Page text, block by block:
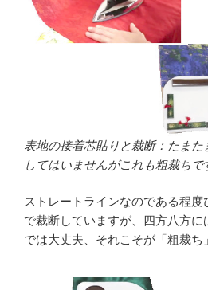
表地の接着芯貼りと裁断：たま
してはいませんがこれも粗裁ちで
ストレートラインなのである程
で裁断していますが、四方八方
では大丈夫、それこそが「粗裁ち